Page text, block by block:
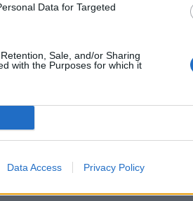
Data for Targeted
Sale, and/or Sharing
with the Purposes for which it
Data Access Privacy Policy
Shpenzonte si “i çmendur” deri sa
“thatë”, Tyson: Pasurinë nuk do